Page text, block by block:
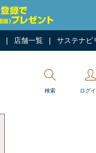
店舗一覧 サステナビ
検索 ログ